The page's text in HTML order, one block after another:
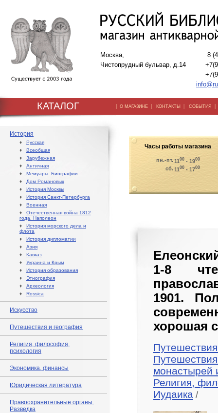
Москва,
Чистопрудный бульвар, д.14
8
КАТАЛОГ | О МАГАЗИНЕ | КОНТАКТЫ | СОБЫТИЯ
История
♦ Русская
♦ Всеобщая
♦ Зарубежная
♦ Античная
♦ Мемуары. Биографии
♦ Дом Романовых
♦ История Москвы
♦ История Санкт-Петербурга
♦ Военная
♦ Отечественная война 1812
года. Наполеон
♦ История морского дела и
флота
♦ История дипломатии
♦ Азия
♦ Кавказ
♦ Украина и Крым
♦ История образования
♦ Этнография
♦ Археология
♦ Rossica
Искусство
Путешествия и география
Религия, философия,
психология
Экономика, финансы
Юридическая литература
Правоохранительные органы.
Разведка
Часы работы магазина
пн.-пт.1100 - 1900
сб.1100 - 1700
1-8
1901.
хорошая
монастырей
Религия,
Иудаика /